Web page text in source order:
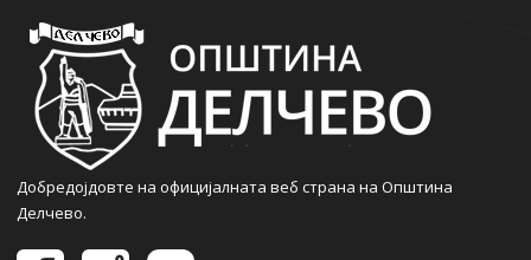
Добредојдовте на официјалната веб страна на Општина
Делчево.